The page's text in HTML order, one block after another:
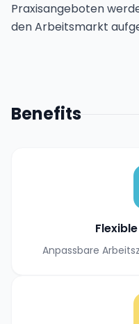
Praxisangeboten
den Arbeitsmarkt
Benefits
Anpassbare